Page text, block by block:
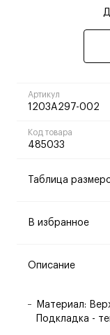
Артикул
1203A297-002
Код товара
485033
Таблица
В избранное
Описание
Материал:
Подкладка -